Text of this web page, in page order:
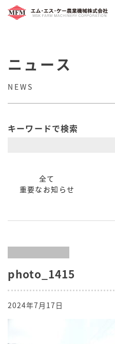
ニュース
NEWS
キーワードで検索
全て
重要なお知らせ
photo_1415
2024年7月17日